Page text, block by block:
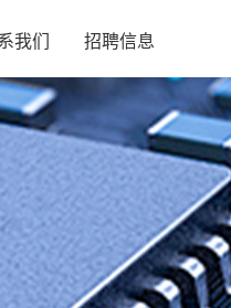
我们 招聘信息